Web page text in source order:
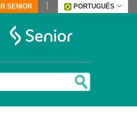
SENIOR PORTUGUÊS